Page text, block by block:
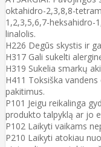
oktahidro-2,3,8,8-
1,2,3,5,6,7-heksahidro-
linalolis.
H226 Degūs skystis ir
H317 Gali sukelti
H319 Sukelia smarkų
H411 Toksiška
pakitimus.
P101 Jeigu reikalinga
produkto talpyklą ar jo
P102 Laikyti vaikams
P210 Laikyti atokiau